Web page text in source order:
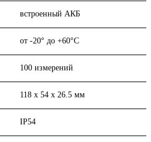
встроенный АКБ
от -20° до +60°С
100 измерений
118 х 54 х 26.5 мм
IP54